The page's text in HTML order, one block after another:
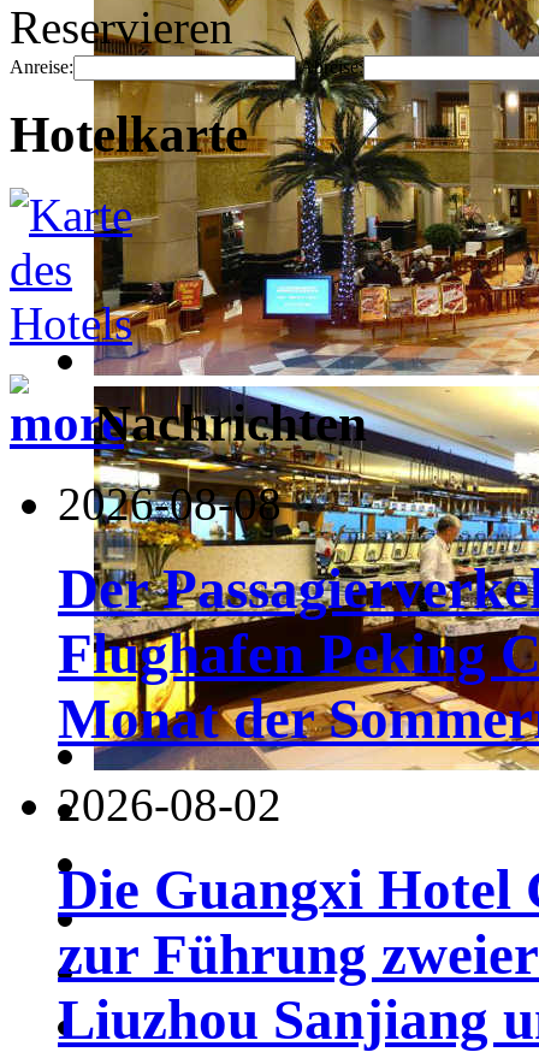
Reservieren
Anreise: Abreise:
Hotelkarte
Nachrichten
2026-08-08
Der
Flughafen Peking
Monat der
2026-08-02
Die Guangxi Hotel
zur Führung
Liuzhou Sanjiang